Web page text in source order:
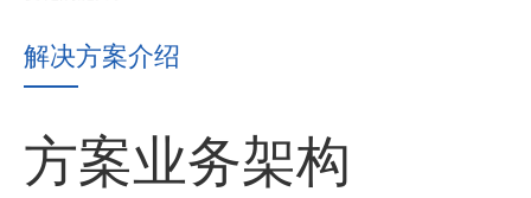
解决方案介绍
方案业务架构